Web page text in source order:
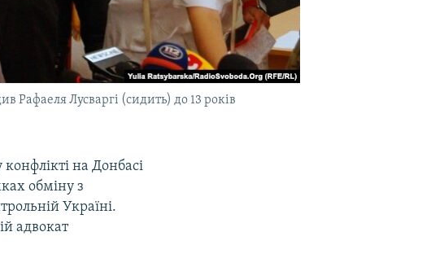
Рафаеля Лусваргі (сидить) до 13 років
на Донбасі
обміну з
Україні.
адвокат